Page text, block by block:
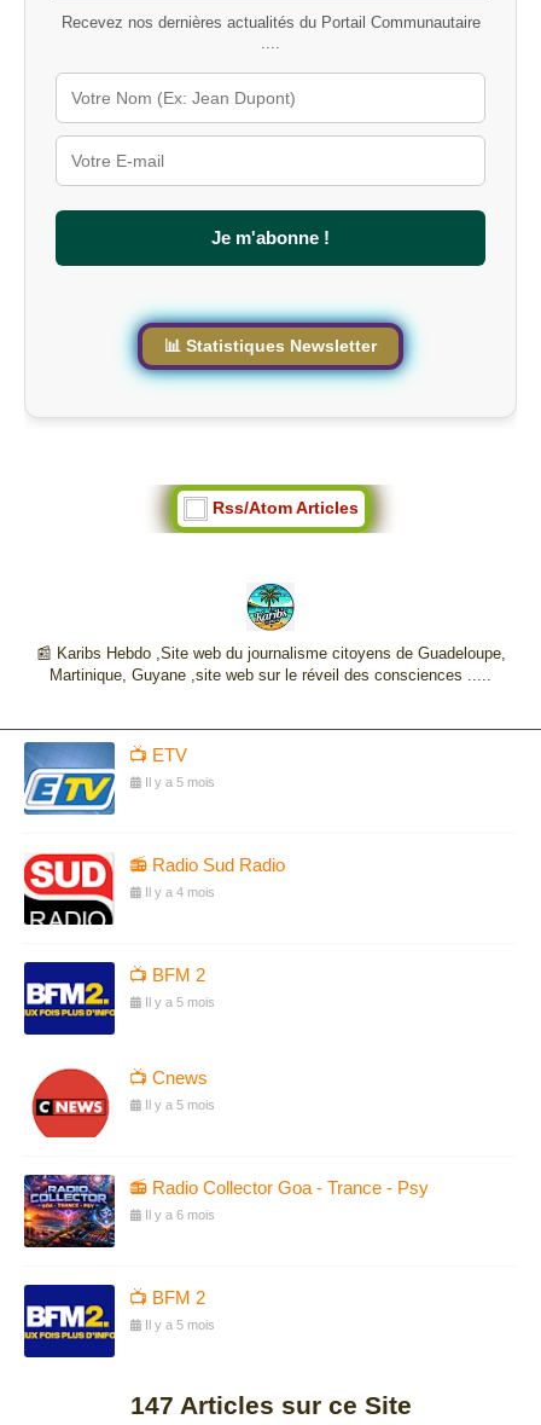
s
u
l
t
Recevez nos dernières actualités du Portail Communautaire
....
Je m'abonne !
📊 Statistiques Newsletter
Rss/Atom Articles
📰 Karibs Hebdo ,Site web du journalisme citoyens de Guadeloupe,
Martinique, Guyane ,site web sur le réveil des consciences .....
📺 ETV
Il y a 5 mois
📻 Radio Sud Radio
Il y a 4 mois
📺 BFM 2
Il y a 5 mois
📺 Cnews
Il y a 5 mois
📻 Radio Collector Goa - Trance - Psy
Il y a 6 mois
📺 BFM 2
Il y a 5 mois
147 Articles sur ce Site